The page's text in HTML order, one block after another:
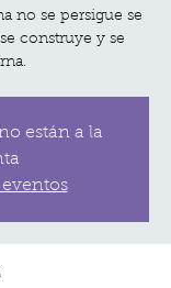
no se persigue se
construye y se
están a la